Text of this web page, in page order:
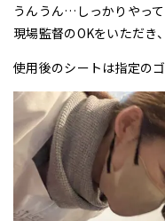
うんうん…しっかりやっ
現場監督のOKをいただき
使用後のシートは指定の